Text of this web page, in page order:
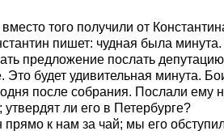
того получили от
пишет: чудная была минута.
предложение послать
будет удивительная минута.
после собрания. Послали ему
ли его в Петербурге?
к нам за чай; мы его